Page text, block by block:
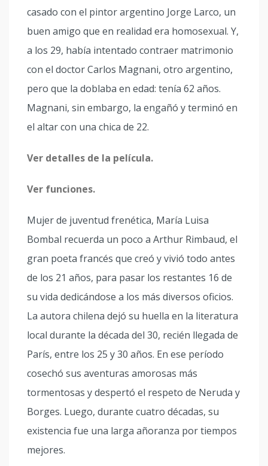
casado con el pintor argentino Jorge Larco, un
buen amigo que en realidad era homosexual. Y,
a los 29, había intentado contraer matrimonio
con el doctor Carlos Magnani, otro argentino,
pero que la doblaba en edad: tenía 62 años.
Magnani, sin embargo, la engañó y terminó en
el altar con una chica de 22.
Ver detalles de la película.
Ver funciones.
Mujer de juventud frenética, María Luisa
Bombal recuerda un poco a Arthur Rimbaud, el
gran poeta francés que creó y vivió todo antes
de los 21 años, para pasar los restantes 16 de
su vida dedicándose a los más diversos oficios.
La autora chilena dejó su huella en la literatura
local durante la década del 30, recién llegada de
París, entre los 25 y 30 años. En ese período
cosechó sus aventuras amorosas más
tormentosas y despertó el respeto de Neruda y
Borges. Luego, durante cuatro décadas, su
existencia fue una larga añoranza por tiempos
mejores.